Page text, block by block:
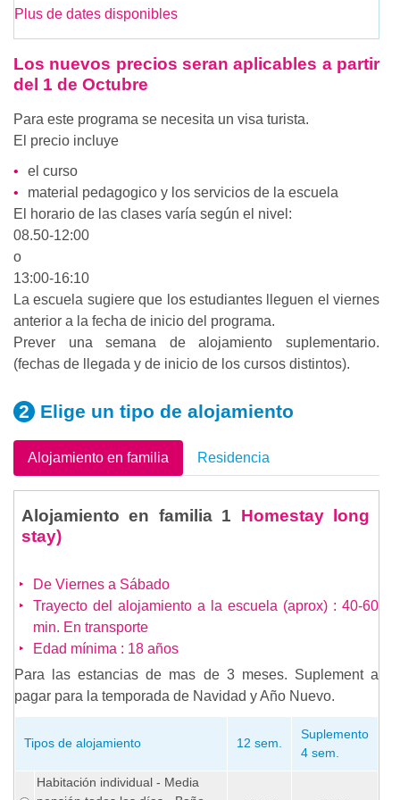
Plus de dates disponibles
Los nuevos precios seran aplicables a partir
del 1 de Octubre
Para este programa se necesita un visa turista.
El precio incluye
el curso
material pedagogico y los servicios de la escuela
El horario de las clases varía según el nivel:
08.50-12:00
o
13:00-16:10
La escuela sugiere que los estudiantes lleguen el viernes
anterior a la fecha de inicio del programa.
Prever una semana de alojamiento suplementario.
(fechas de llegada y de inicio de los cursos distintos).
Elige un tipo de alojamiento
Alojamiento en familia Residencia
Alojamiento en familia 1 Homestay long
stay)
De Viernes a Sábado
Trayecto del alojamiento a la escuela (aprox) : 40-60
min. En transporte
Edad mínima : 18 años
Para las estancias de mas de 3 meses. Suplement a
pagar para la temporada de Navidad y Año Nuevo.
Tipos de alojamiento 12 sem.
Suplemento
4 sem.
Habitación individual - Media